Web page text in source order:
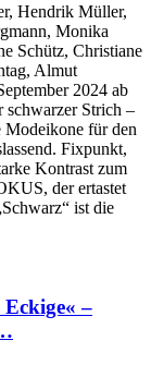
Hendrik Müller,
Monika
Schütz, Christiane
Almut
2024 ab
schwarzer Strich –
Modeikone für den
Fixpunkt,
Kontrast zum
der ertastet
ist die
Eckige« –